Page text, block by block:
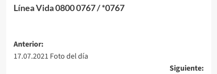
Línea Vida 0800 0767 / *0767
Navegación
de
Anterior:
17.07.2021 Foto del día
Siguiente: